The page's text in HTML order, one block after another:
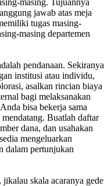
masing. Tujuannya
jawab atas meja
tugas masing-
masing departemen
pendanaan. Sekiranya
institusi atau individu,
asalkan rincian biaya
bagi melaksanakan
bisa bekerja sama
Buatlah daftar
dana, dan usahakan
mengeluarkan
dalam pertunjukan
skala acaranya gede